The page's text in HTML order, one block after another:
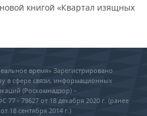
книгой «Квартал изящных
время» Зарегистрировано
в сфере связи, информационных
(Роскомнадзор) –
- 79627 от 18 декабря 2020 г. (ранее
18 сентября 2014 г.)